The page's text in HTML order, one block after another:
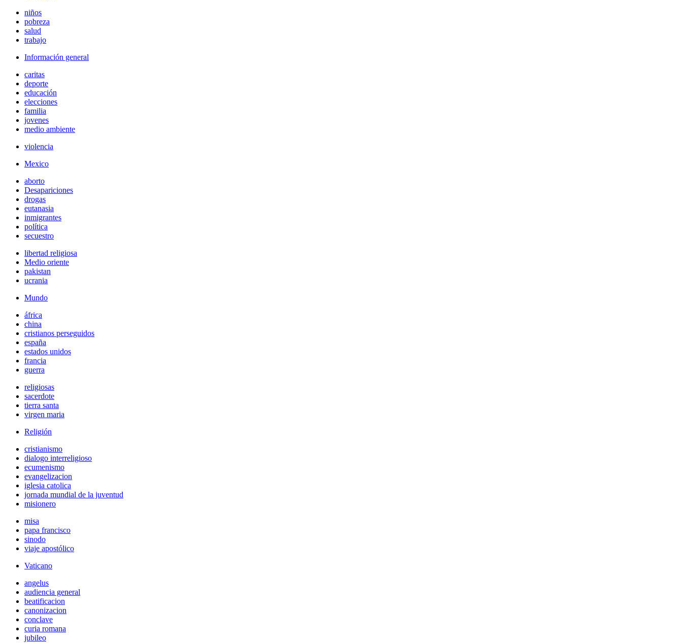
niños
pobreza
salud
trabajo
Información general
caritas
deporte
educación
elecciones
familia
jovenes
medio ambiente
violencia
Mexico
aborto
Desapariciones
drogas
eutanasia
inmigrantes
política
secuestro
libertad religiosa
Medio oriente
pakistan
ucrania
Mundo
áfrica
china
cristianos perseguidos
españa
estados unidos
francia
guerra
religiosas
sacerdote
tierra santa
virgen maria
Religión
cristianismo
dialogo interreligioso
ecumenismo
evangelizacion
iglesia catolica
jornada mundial de la juventud
misionero
misa
papa francisco
sinodo
viaje apostólico
Vaticano
angelus
audiencia general
beatificacion
canonizacion
conclave
curia romana
jubileo